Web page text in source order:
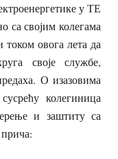
у ТЕ
са својим колегама
током овога лета да
своје службе,
О изазовима
колегиница
и заштиту са